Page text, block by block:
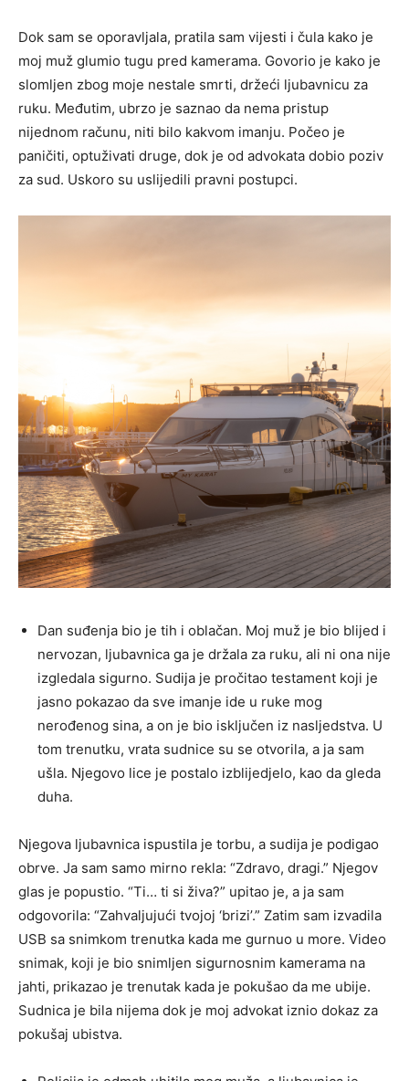
Dok sam se oporavljala, pratila sam vijesti i čula kako je
moj muž glumio tugu pred kamerama. Govorio je kako je
slomljen zbog moje nestale smrti, držeći ljubavnicu za
ruku. Međutim, ubrzo je saznao da nema pristup
nijednom računu, niti bilo kakvom imanju. Počeo je
paničiti, optuživati druge, dok je od advokata dobio poziv
za sud. Uskoro su uslijedili pravni postupci.
Dan suđenja bio je tih i oblačan. Moj muž je bio blijed i
nervozan, ljubavnica ga je držala za ruku, ali ni ona nije
izgledala sigurno. Sudija je pročitao testament koji je
jasno pokazao da sve imanje ide u ruke mog
nerođenog sina, a on je bio isključen iz nasljedstva. U
tom trenutku, vrata sudnice su se otvorila, a ja sam
ušla. Njegovo lice je postalo izblijedjelo, kao da gleda
duha.
Njegova ljubavnica ispustila je torbu, a sudija je podigao
obrve. Ja sam samo mirno rekla: “Zdravo, dragi.” Njegov
glas je popustio. “Ti… ti si živa?” upitao je, a ja sam
odgovorila: “Zahvaljujući tvojoj ‘brizi’.” Zatim sam izvadila
USB sa snimkom trenutka kada me gurnuo u more. Video
snimak, koji je bio snimljen sigurnosnim kamerama na
jahti, prikazao je trenutak kada je pokušao da me ubije.
Sudnica je bila nijema dok je moj advokat iznio dokaz za
pokušaj ubistva.